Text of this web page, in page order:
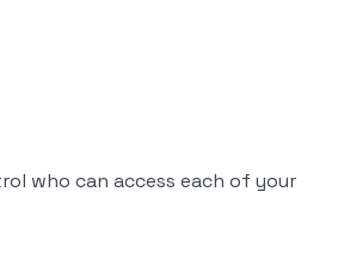
who can access each of your